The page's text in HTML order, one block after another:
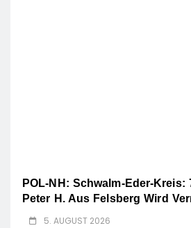
POL-NH: Schwalm-Eder-Kreis:
Peter H. Aus Felsberg Wird
5. AUGUST 2026